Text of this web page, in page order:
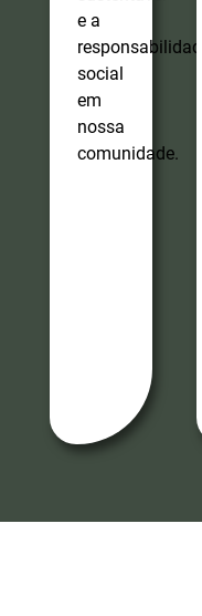
e a
responsabilidade
social
em
nossa
comunidade.